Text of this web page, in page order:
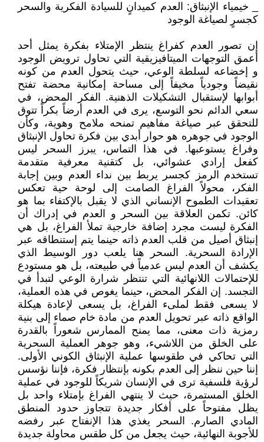
_ خيمياء الإنبثاق: العدم كميدانٍ للسيادة الفكرية والسحر
كجسرٍ لصياغة الوجود
إن تصور العدم كفراغ ينتظر الإمتلاء بفكرة يمثل أحد
أعمق التوجهات الميتافيزيقية التي تحاول ترويض الوجود
و إخضاعه لسلطة الوعي، حيث يتحول العدم من كونه
نقيضاً وجودياً مخيفاً إلى مساحة إمكانية محضة تفتح
أبوابها لإستقبال التشكيلات الذهنية. الفكر المحض، في
سعي الدائم نحو التوسع، يرى في العدم أرضاً بكراً تتوق
للتحقق عبر صياغة مفاهيم تمنحه ملامح وهوية، وكأن
الوجود في جوهره هو حوار أبدي بين فكرة تحاول الإنبثاق
وفراغ يستوعبها. في هذا التماس، يبرز السحر ليس
كفعل إرادي عشوائي، بل كتقنية معرفية متقدمة
تستخدم الرمز كجسر يربط بين نداء العدم وبين إجابة
الفكر، محولاً الفراغ الصامت إلى لوحة حية تعكس
تعقيدات الطموح الإنساني الذي لا يقبل بالإكتفاء بما هو
كائن. تكمن العلاقة بين السحر و العدم في إدراك أن
الفكرة ليست مجرد إضافة خارجية تملأ الفراغ، بل هي
إنبثاق أصيل من قلب العدم ذاته حينما يتم إستنطاقه عبر
الإرادة السحرية. السحر هنا يلعب دور الوسيط الذي
يكشف أن العدم ليس عدمياً في طبيعته، بل هو مستودع
للإحتمالات اللانهائية التي تنتظر شرارة الوعي لتبدأ في
التجسد. إن الفكر المحض، حينما يغوص في هذه العملية،
لا يسعى فقط لملىء الفراغ، بل يسعى لإعادة هيكلة
الواقع ذاته عبر تحويل العدم من مادة خام صماء إلى بنية
رمزية ذات معنى، مما يمنح الممارس شعوراً بالقدرة
على الخلق من اللاشيء، وهو جوهر العملية السحرية
التي تحاكي في طقوسها عملية الإنبثاق الكوني الأولى.
إننا حين ننظر إلى العدم بكونه بإنتظار فكرة، فإننا نؤسس
لرؤية فلسفية ترى في الإنسان شريكاً للوجود في عملية
الخلق المستمرة، حيث لا ينتهي الفراغ بإمتلاء واحد بل
يظل مفتوحاً على أفكار جديدة تتجاوز حدود المنطق
المادي الصارم. السحر يغذي هذا الإنفتاح عبر رفضه
للأجوبة النهائية، حيث يجعل من كل طقس محاولة جديدة